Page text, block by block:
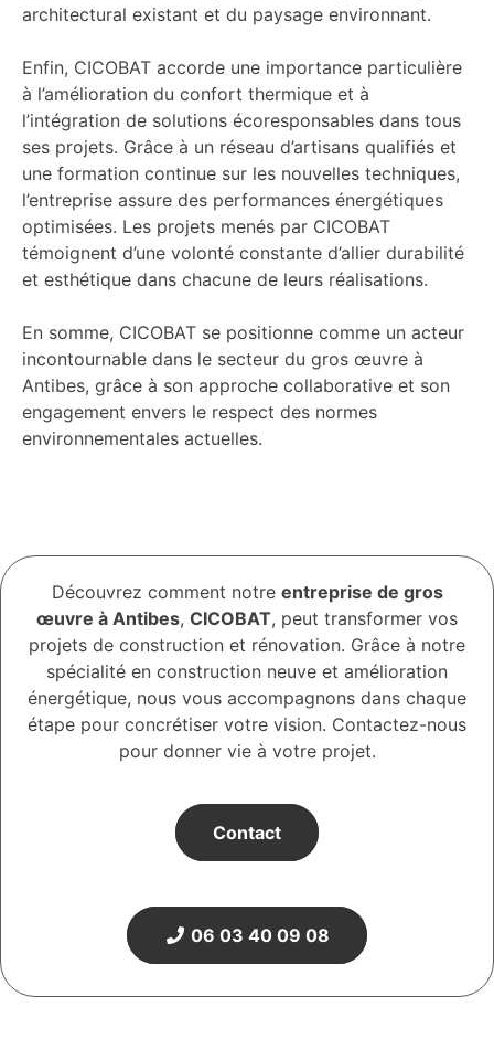
architectural existant et du paysage environnant.
Enfin, CICOBAT accorde une importance particulière
à l’amélioration du confort thermique et à
l’intégration de solutions écoresponsables dans tous
ses projets. Grâce à un réseau d’artisans qualifiés et
une formation continue sur les nouvelles techniques,
l’entreprise assure des performances énergétiques
optimisées. Les projets menés par CICOBAT
témoignent d’une volonté constante d’allier durabilité
et esthétique dans chacune de leurs réalisations.
En somme, CICOBAT se positionne comme un acteur
incontournable dans le secteur du gros œuvre à
Antibes, grâce à son approche collaborative et son
engagement envers le respect des normes
environnementales actuelles.
Découvrez comment notre entreprise de gros
œuvre à Antibes, CICOBAT, peut transformer vos
projets de construction et rénovation. Grâce à notre
spécialité en construction neuve et amélioration
énergétique, nous vous accompagnons dans chaque
étape pour concrétiser votre vision. Contactez-nous
pour donner vie à votre projet.
Contact
06 03 40 09 08